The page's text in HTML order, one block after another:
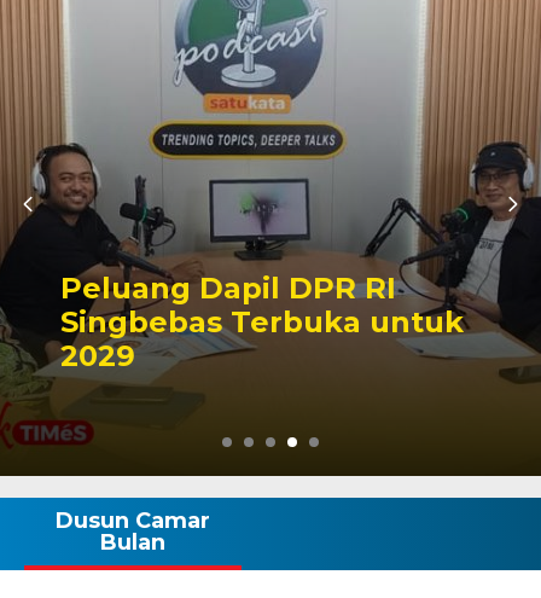
Kontroversi Putusan
Korupsi Askiman, Final
atau Lanjut
Dusun Camar
Bulan